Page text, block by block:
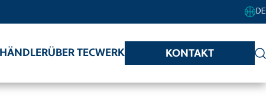
DE
HÄNDLERÜBER TECWERK KONTAKT